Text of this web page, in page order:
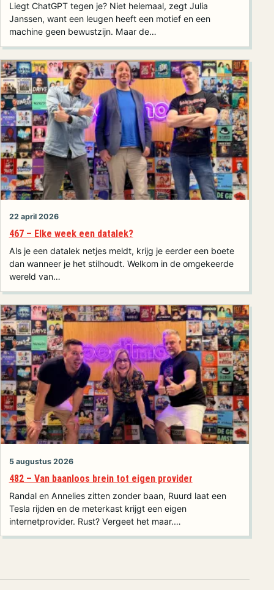
Liegt ChatGPT tegen je? Niet helemaal, zegt Julia
Janssen, want een leugen heeft een motief en een
machine geen bewustzijn. Maar de…
22 april 2026
467 – Elke week een datalek?
Als je een datalek netjes meldt, krijg je eerder een boete
dan wanneer je het stilhoudt. Welkom in de omgekeerde
wereld van…
5 augustus 2026
482 – Van baanloos brein tot eigen provider
Randal en Annelies zitten zonder baan, Ruurd laat een
Tesla rijden en de meterkast krijgt een eigen
internetprovider. Rust? Vergeet het maar.…